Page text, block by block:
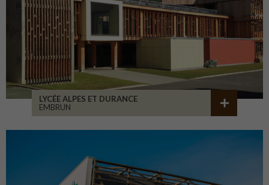
LYCÉE ALPES ET DURANCE
EMBRUN